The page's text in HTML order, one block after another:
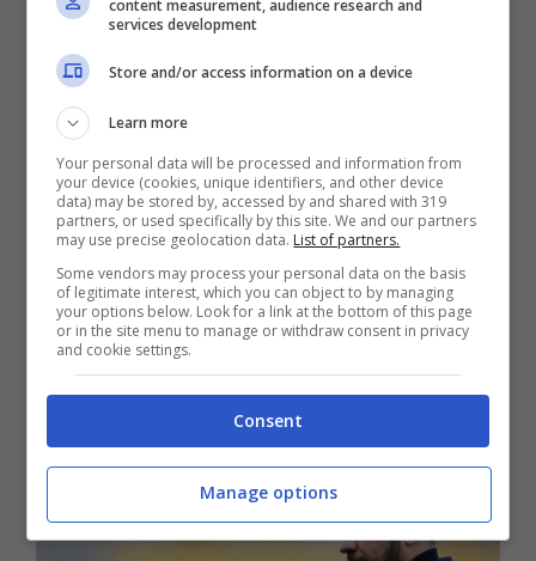
concedere, stiamo buttando una stagione
ed è demerito nostro.”.
content measurement, audience research and
services development
Store and/or access information on a device
Learn more
Your personal data will be processed and information from
your device (cookies, unique identifiers, and other device
data) may be stored by, accessed by and shared with 319
partners, or used specifically by this site. We and our partners
may use precise geolocation data. List of partners.
Some vendors may process your personal data on the basis
of legitimate interest, which you can object to by managing
your options below. Look for a link at the bottom of this page
or in the site menu to manage or withdraw consent in privacy
and cookie settings.
Consent
Manage options